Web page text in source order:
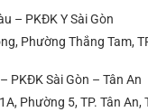
– PKĐK Y Sài Gòn
Phường Thắng Tam,
PKĐK Sài Gòn – Tân An
Phường 5, TP. Tân An,